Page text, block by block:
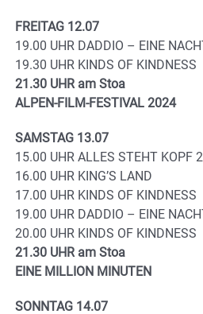
FREITAG 12.07
19.00 UHR DADDIO – EINE
19.30 UHR KINDS OF KINDNESS
21.30 UHR am Stoa
ALPEN-FILM-FESTIVAL 2024
SAMSTAG 13.07
15.00 UHR ALLES STEHT KOPF 2
16.00 UHR KING’S LAND
17.00 UHR KINDS OF KINDNESS
19.00 UHR DADDIO – EINE
20.00 UHR KINDS OF KINDNESS
21.30 UHR am Stoa
EINE MILLION MINUTEN
SONNTAG 14.07